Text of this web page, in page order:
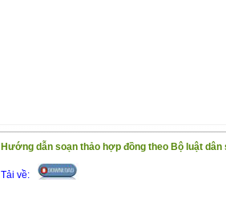
Hướng dẫn soạn thảo hợp đồng theo Bộ luật dân
Tải về: